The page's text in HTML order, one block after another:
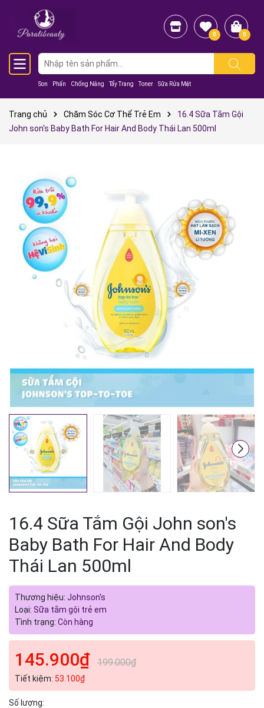
Son Phấn Chống Nắng Tẩy Trang Toner Sữa Rửa Mặt
0 0
Trang chủ Chăm Sóc Cơ Thể Trẻ Em
16.4 Sữa Tắm Gội
John son's Baby Bath For Hair And Body Thái Lan 500ml
16.4 Sữa Tắm Gội John son's
Baby Bath For Hair And Body
Thái Lan 500ml
Thương hiệu: Johnson's
Loại: Sữa tắm gội trẻ em
Tình trạng: Còn hàng
145.900₫ 199.000₫
Tiết kiệm: 53.100₫
Số lượng:
Mã giảm giá:
Ngày hết hạn:
Điều kiện: